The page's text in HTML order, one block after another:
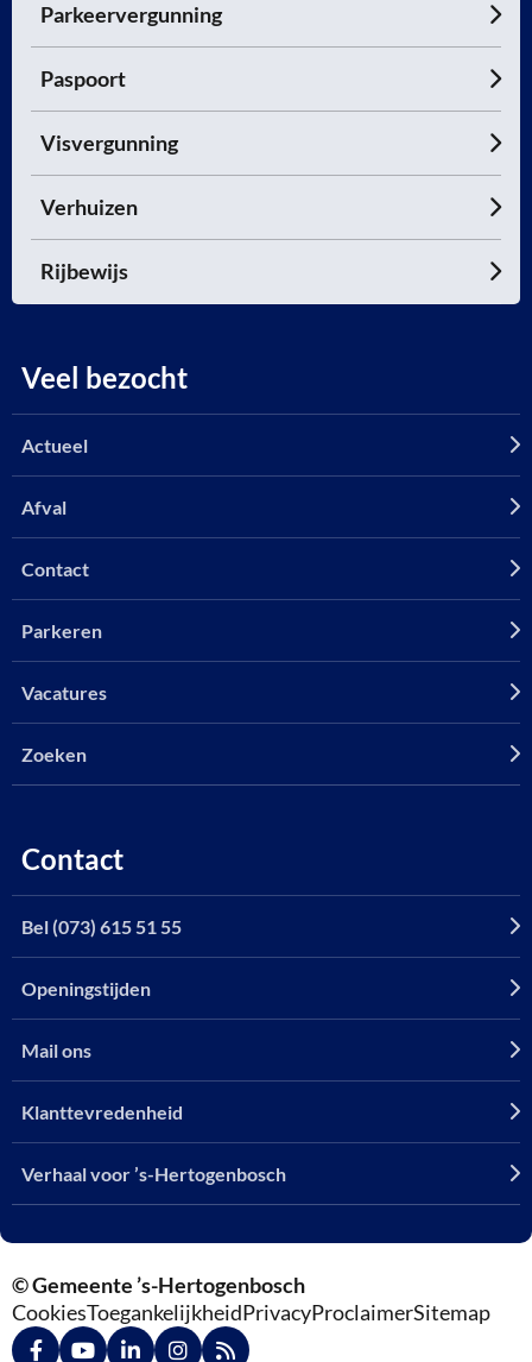
Parkeervergunning
Paspoort
Visvergunning
Verhuizen
Rijbewijs
Veel bezocht
Actueel
Afval
Contact
Parkeren
Vacatures
Zoeken
Contact
Bel (073) 615 51 55
Openingstijden
Mail ons
Klanttevredenheid
Verhaal voor ’s-Hertogenbosch
© Gemeente ’s-Hertogenbosch
CookiesToegankelijkheidPrivacyProclaimerSitemap